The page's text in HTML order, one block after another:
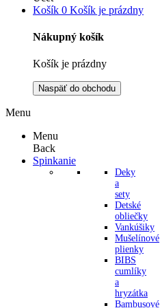
Košík 0 Košík je prázdny
Nákupný košík
Košík je prázdny
Naspäť do obchodu
Menu
Menu
Back
Spinkanie
Deky
a
sety
Detské
obliečky
Vankúšiky
Mušelínové
plienky
BIBS
cumlíky
a
hryzátka
Bambusové